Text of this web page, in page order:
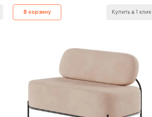
В корзину Купить в 1 клик